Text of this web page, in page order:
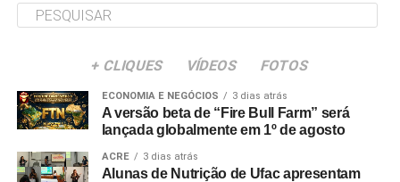
+ CLIQUES VÍDEOS FOTOS
ECONOMIA E NEGÓCIOS 3 dias atrás
A versão beta de “Fire Bull Farm” será
lançada globalmente em 1º de agosto
ACRE 3 dias atrás
Alunas de Nutrição de Ufac apresentam